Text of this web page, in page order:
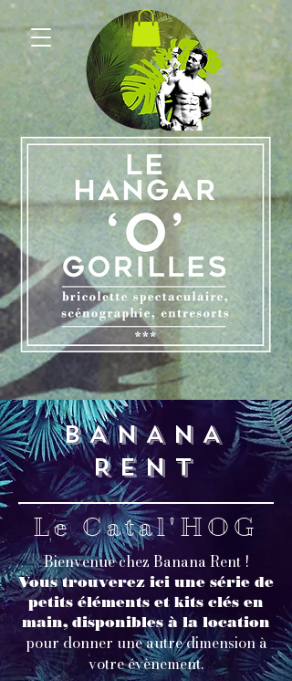
BANANA
RENT
Le Catal'HOG
Bienvenue chez Banana Rent !
Vous trouverez ici une série de
petits éléments et kits clés en
main, disponibles à la location
pour donner une autre dimension à
votre évènement.